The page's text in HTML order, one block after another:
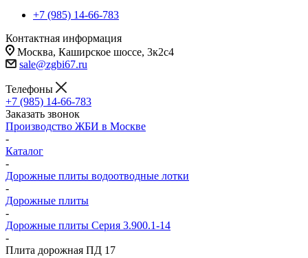
+7 (985) 14-66-783
Контактная информация
Москва, Каширское шоссе, 3к2с4
sale@zgbi67.ru
Телефоны
+7 (985) 14-66-783
Заказать звонок
Производство ЖБИ в Москве
-
Каталог
-
Дорожные плиты водоотводные лотки
-
Дорожные плиты
-
Дорожные плиты Серия 3.900.1-14
-
Плита дорожная ПД 17